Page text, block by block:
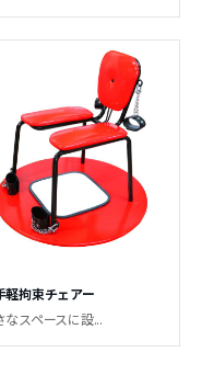
軽拘束チェアー
なスペースに設...